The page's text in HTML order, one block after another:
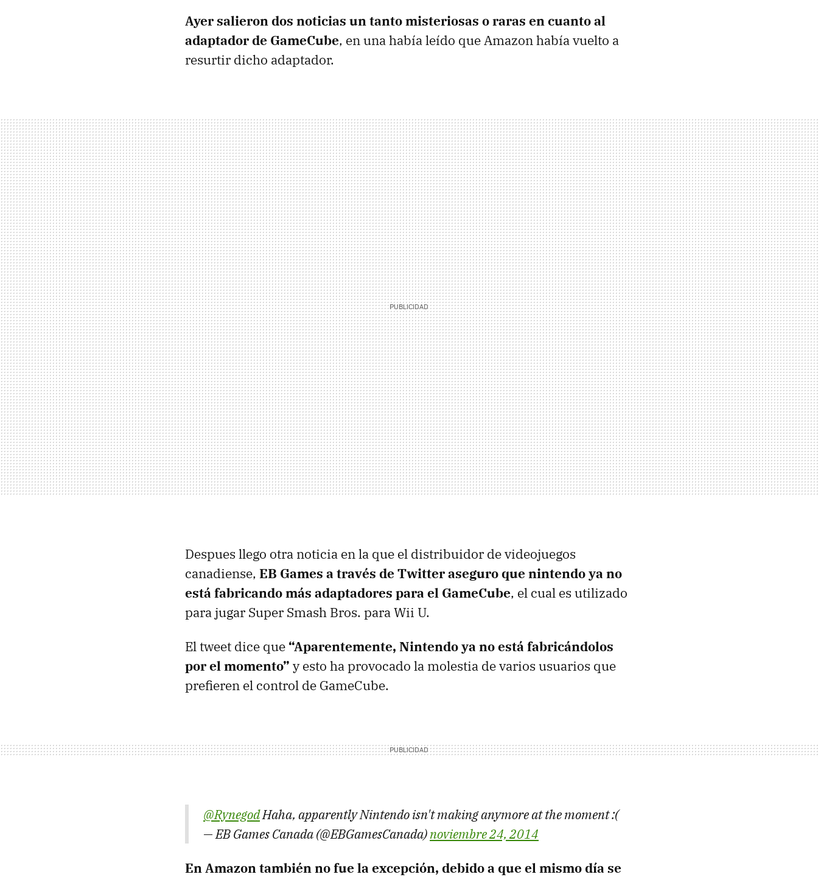
Ayer salieron dos noticias un tanto misteriosas o raras en cuanto al
adaptador de GameCube, en una había leído que Amazon había vuelto a
resurtir dicho adaptador.
Despues llego otra noticia en la que el distribuidor de videojuegos
canadiense, EB Games a través de Twitter aseguro que nintendo ya no
está fabricando más adaptadores para el GameCube, el cual es utilizado
para jugar Super Smash Bros. para Wii U.
El tweet dice que “Aparentemente, Nintendo ya no está fabricándolos
por el momento” y esto ha provocado la molestia de varios usuarios que
prefieren el control de GameCube.
@RynegodHaha, apparently Nintendo isn't making anymore at the moment :(
— EB Games Canada (@EBGamesCanada)noviembre 24, 2014
En Amazon también no fue la excepción, debido a que el mismo día se